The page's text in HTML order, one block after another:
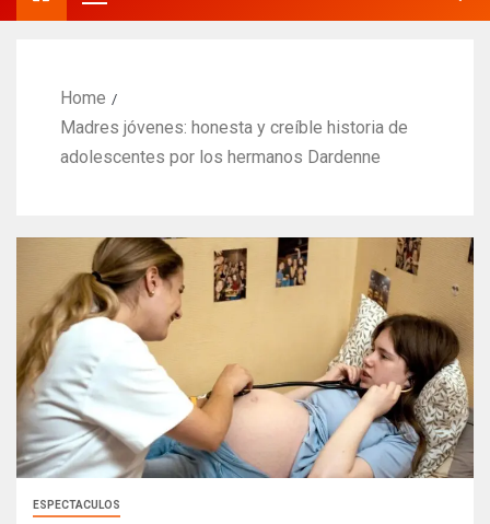
Home
Madres jóvenes: honesta y creíble historia de
adolescentes por los hermanos Dardenne
ESPECTACULOS